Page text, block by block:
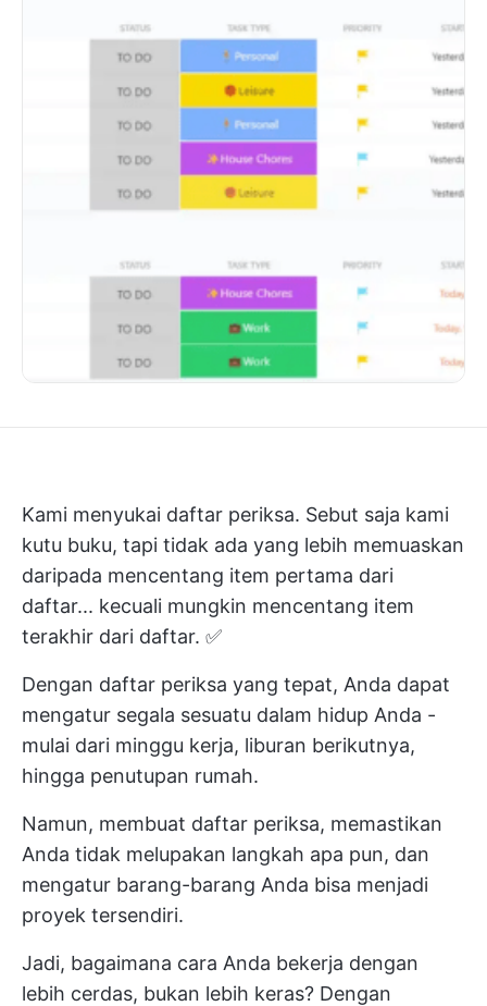
Kami menyukai daftar periksa. Sebut saja kami
kutu buku, tapi tidak ada yang lebih memuaskan
daripada mencentang item pertama dari
daftar... kecuali mungkin mencentang item
terakhir dari daftar. ✅
Dengan daftar periksa yang tepat, Anda dapat
mengatur segala sesuatu dalam hidup Anda -
mulai dari minggu kerja, liburan berikutnya,
hingga penutupan rumah.
Namun, membuat daftar periksa, memastikan
Anda tidak melupakan langkah apa pun, dan
mengatur barang-barang Anda bisa menjadi
proyek tersendiri.
Jadi, bagaimana cara Anda bekerja dengan
lebih cerdas, bukan lebih keras? Dengan